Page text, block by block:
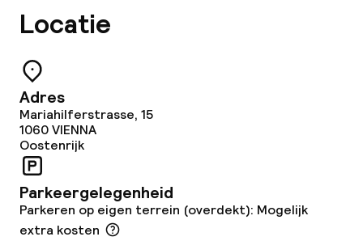
Dieetopties
Vegetarische opties
Schoonmaakvoorzieningen
Wasservice
Locatie
Adres
Mariahilferstrasse, 15
1060VIENNA
Oostenrijk
Parkeergelegenheid
Parkeren op eigen terrein (overdekt): Mogelijk
extra kosten